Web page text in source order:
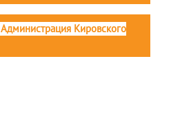
Администрация Кировского